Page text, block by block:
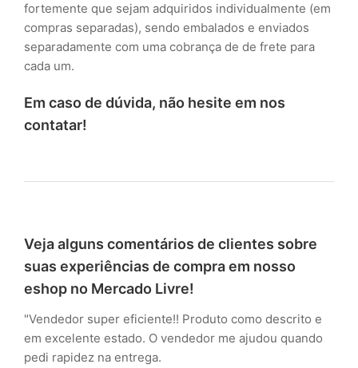
fortemente que sejam adquiridos individualmente (em
compras separadas), sendo embalados e enviados
separadamente com uma cobrança de de frete para
cada um.
Em caso de dúvida, não hesite em nos
contatar!
Veja alguns comentários de clientes sobre
suas experiências de compra em nosso
eshop no Mercado Livre!
"Vendedor super eficiente!! Produto como descrito e
em excelente estado. O vendedor me ajudou quando
pedi rapidez na entrega.